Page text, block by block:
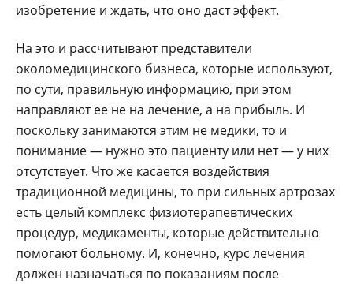
изобретение и ждать, что оно даст эффект.
На это и рассчитывают представители
околомедицинского бизнеса, которые используют,
по сути, правильную информацию, при этом
направляют ее не на лечение, а на прибыль. И
поскольку занимаются этим не медики, то и
понимание — нужно это пациенту или нет — у них
отсутствует. Что же касается воздействия
традиционной медицины, то при сильных артрозах
есть целый комплекс физиотерапевтических
процедур, медикаменты, которые действительно
помогают больному. И, конечно, курс лечения
должен назначаться по показаниям после